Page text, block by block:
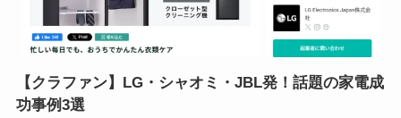
【クラファン】LG・シャオミ・JBL発！話題の家電成
功事例3選